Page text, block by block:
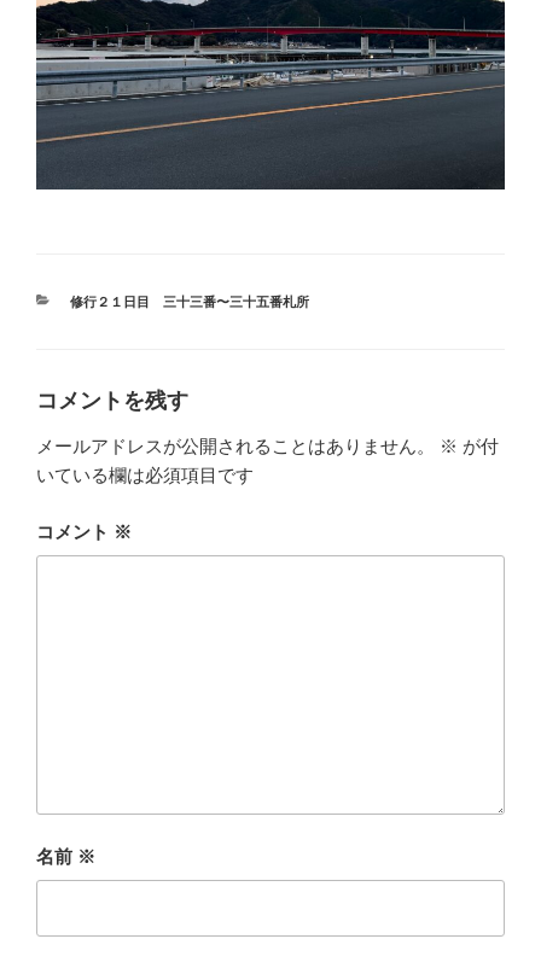
カ
修行２１日目 三十三番〜三十五番札所
コメントを残す
メールアドレスが公開されることはありません。 ※ が付
いている欄は必須項目です
コメント ※
名前 ※